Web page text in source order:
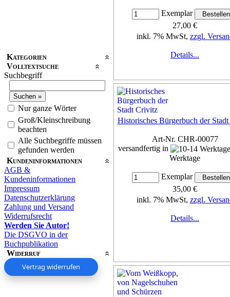
Kategorien
Volltextsuche
Suchbegriff
Nur ganze Wörter
Groß/Kleinschreibung
beachten
Alle Suchbegriffe müssen
gefunden werden
Kundeninformationen
AGB &
Kundeninformationen
Impressum
Datenschutzerklärung
Zahlung und Versand
Widerrufsrecht
Werden Sie Autor!
Die DSGVO in der
Buchpublikation
Widerruf
Vertrag widerrufen
Exemplar
27,00 €
inkl. 7% MwSt, zzgl.
Details...
Historisches Bürgerbuch der
Art-Nr. CHR-00077
versandfertig in
Werktage
Exemplar
35,00 €
inkl. 7% MwSt, zzgl.
Details...